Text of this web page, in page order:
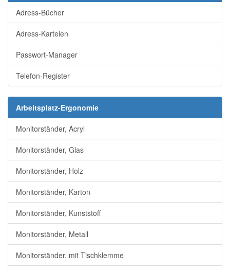
Adress-Bücher
Adress-Karteien
Passwort-Manager
Telefon-Register
Arbeitsplatz-Ergonomie
Monitorständer, Acryl
Monitorständer, Glas
Monitorständer, Holz
Monitorständer, Karton
Monitorständer, Kunststoff
Monitorständer, Metall
Monitorständer, mit Tischklemme